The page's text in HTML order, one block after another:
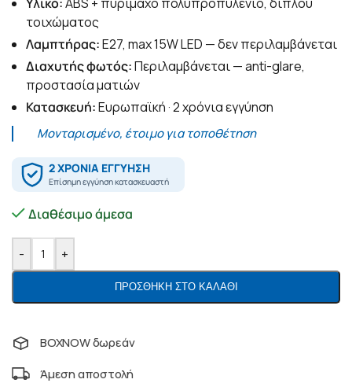
τοιχώματος
Λαμπτήρας:E27, max 15W LED — δεν περιλαμβάνεται
Διαχυτής φωτός:Περιλαμβάνεται — anti-glare,
προστασία ματιών
Κατασκευή:Ευρωπαϊκή · 2 χρόνια εγγύηση
Μονταρισμένο, έτοιμο για τοποθέτηση
Διαθέσιμο άμεσα
- +
ΠΡΟΣΘΉΚΗ ΣΤΟ ΚΑΛΆΘΙ
BOXNOW δωρεάν
Άμεση αποστολή